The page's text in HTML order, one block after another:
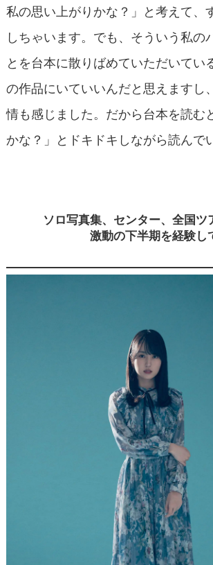
私の思い上がりかな？」と考えて、
しちゃいます。でも、そういう私の
とを台本に散りばめていただいてい
の作品にいていいんだと思えますし
情も感じました。だから台本を読む
かな？」とドキドキしながら読んで
ソロ写真集、センター、全国
激動の下半期を経験し